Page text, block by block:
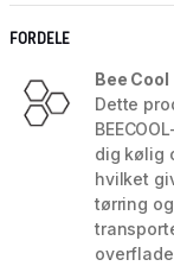
FORDELE
Bee Cool
Dette
dig kølig
hvilket
tørring